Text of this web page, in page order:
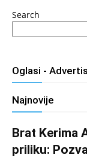
Search
Oglasi -
Najnovije
Brat Kerima
priliku: